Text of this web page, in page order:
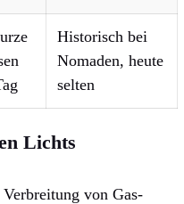
Historisch bei
Nomaden, heute
selten
Lichts
von Gas-